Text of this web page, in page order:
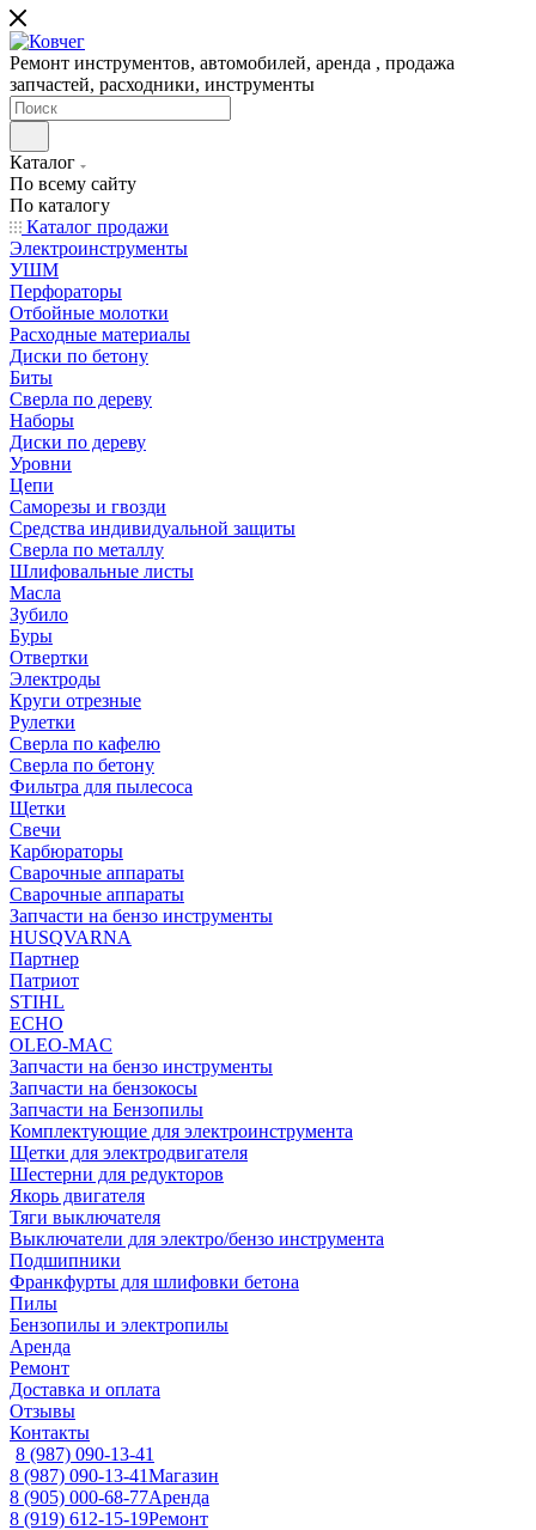
Ремонт инструментов, автомобилей, аренда , продажа
запчастей, расходники, инструменты
Каталог
По всему сайту
По каталогу
Каталог продажи
Электроинструменты
УШМ
Перфораторы
Отбойные молотки
Расходные материалы
Диски по бетону
Биты
Сверла по дереву
Наборы
Диски по дереву
Уровни
Цепи
Саморезы и гвозди
Средства индивидуальной защиты
Сверла по металлу
Шлифовальные листы
Масла
Зубило
Буры
Отвертки
Электроды
Круги отрезные
Рулетки
Сверла по кафелю
Сверла по бетону
Фильтра для пылесоса
Щетки
Свечи
Карбюраторы
Сварочные аппараты
Сварочные аппараты
Запчасти на бензо инструменты
HUSQVARNA
Партнер
Патриот
STIHL
ECHO
OLEO-MAC
Запчасти на бензо инструменты
Запчасти на бензокосы
Запчасти на Бензопилы
Комплектующие для электроинструмента
Щетки для электродвигателя
Шестерни для редукторов
Якорь двигателя
Тяги выключателя
Выключатели для электро/бензо инструмента
Подшипники
Франкфурты для шлифовки бетона
Пилы
Бензопилы и электропилы
Аренда
Ремонт
Доставка и оплата
Отзывы
Контакты
8 (987) 090-13-41
8 (987) 090-13-41Магазин
8 (905) 000-68-77Аренда
8 (919) 612-15-19Ремонт